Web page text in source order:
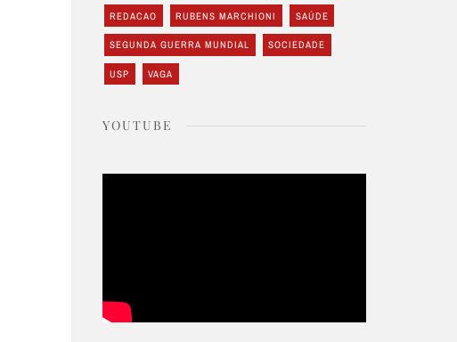
REDACAO RUBENS MARCHIONI SAÚDE
SEGUNDA GUERRA MUNDIAL SOCIEDADE
USP VAGA
YOUTUBE